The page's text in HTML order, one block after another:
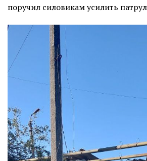
поручил силовикам усилить